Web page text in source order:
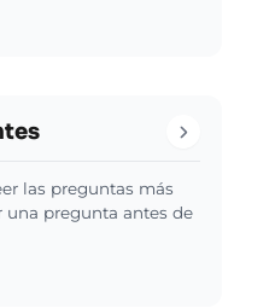
las preguntas más
una pregunta antes de